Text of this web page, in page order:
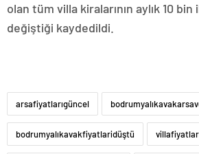
olan tüm villa kiralarının aylık 10
değiştiği kaydedildi.
arsafiyatlarıgüncel
bodrumyalıkavakfiyatlaridüştü